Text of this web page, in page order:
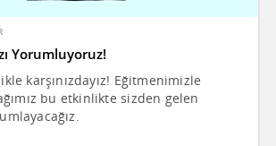
Yorumluyoruz!
karşınızdayız! Eğitmenimizle
bu etkinlikte sizden gelen